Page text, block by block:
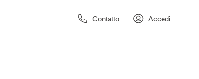
Contatto Accedi